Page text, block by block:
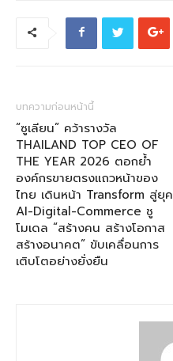
บทความก่อนหน้านี้
“ซูเลียน” คว้ารางวัล
THAILAND TOP CEO OF
THE YEAR 2026 ตอกย้ำ
องค์กรขายตรงแถวหน้าของ
ไทย เดินหน้า Transform สู่ยุค
AI-Digital-Commerce ชู
โมเดล “สร้างคน สร้างโอกาส
สร้างอนาคต” ขับเคลื่อนการ
เติบโตอย่างยั่งยืน